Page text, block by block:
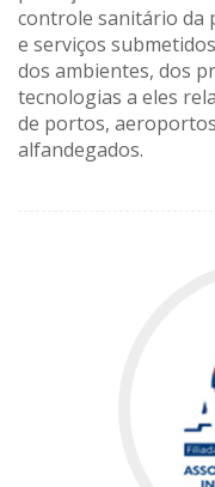
controle sanitário da
e serviços
dos ambientes, dos
tecnologias a eles
de portos,
alfandegados.